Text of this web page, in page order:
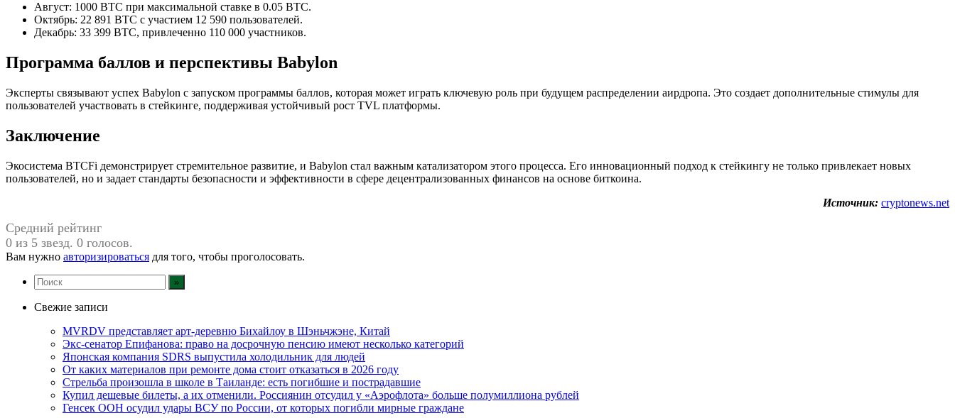
Август: 1000 BTC при максимальной ставке в 0.05 BTC.
Октябрь: 22 891 BTC с участием 12 590 пользователей.
Декабрь: 33 399 BTC, привлеченно 110 000 участников.
Программа баллов и перспективы Babylon
Эксперты связывают успех Babylon с запуском программы баллов, которая может играть ключевую роль при будущем распределении аирдропа. Это создает дополнительные стимулы для
пользователей участвовать в стейкинге, поддерживая устойчивый рост TVL платформы.
Заключение
Экосистема BTCFi демонстрирует стремительное развитие, и Babylon стал важным катализатором этого процесса. Его инновационный подход к стейкингу не только привлекает новых
пользователей, но и задает стандарты безопасности и эффективности в сфере децентрализованных финансов на основе биткоина.
Источник: cryptonews.net
Средний рейтинг
0 из 5 звезд. 0 голосов.
Вам нужно авторизироваться для того, чтобы проголосовать.
Свежие записи
MVRDV представляет арт-деревню Бихайлоу в Шэньчжэне, Китай
Экс-сенатор Епифанова: право на досрочную пенсию имеют несколько категорий
Японская компания SDRS выпустила холодильник для людей
От каких материалов при ремонте дома стоит отказаться в 2026 году
Стрельба произошла в школе в Таиланде: есть погибшие и пострадавшие
Купил дешевые билеты, а их отменили. Россиянин отсудил у «Аэрофлота» больше полумиллиона рублей
Генсек ООН осудил удары ВСУ по России, от которых погибли мирные граждане